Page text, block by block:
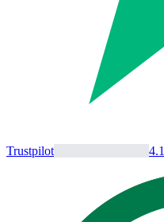
Trustpilot 4.1